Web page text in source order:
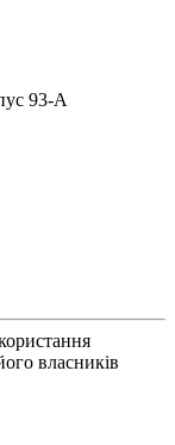
93-А
власників